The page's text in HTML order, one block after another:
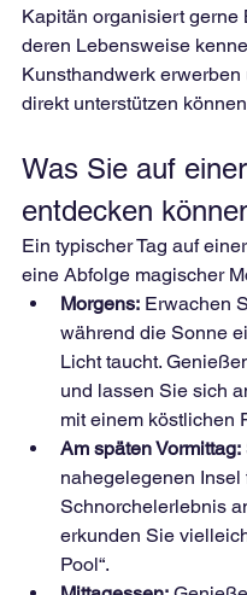
Kapitän organisiert gerne
deren Lebensweise
Kunsthandwerk
direkt unterstützen
Was Sie auf
entdecken
Ein typischer Tag auf einer
eine Abfolge magischer
Morgens: Erwachen
während die Sonne
Licht taucht.
und lassen Sie sich
mit einem köstlichen
Am späten Vormittag:
nahegelegenen
Schnorchelerlebnis
erkunden Sie
Pool“.